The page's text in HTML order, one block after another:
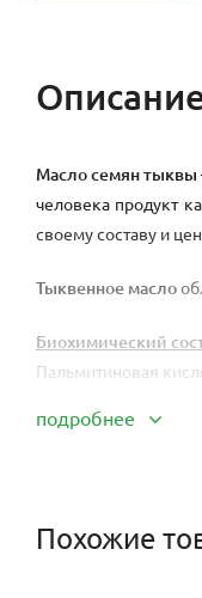
Масло семян тыквы
человека продукт
своему составу и
Тыквенное масло
Биохимический
Пальмитиновая
кислота - менее
легкоусваиваемые
подробнее
Похожие